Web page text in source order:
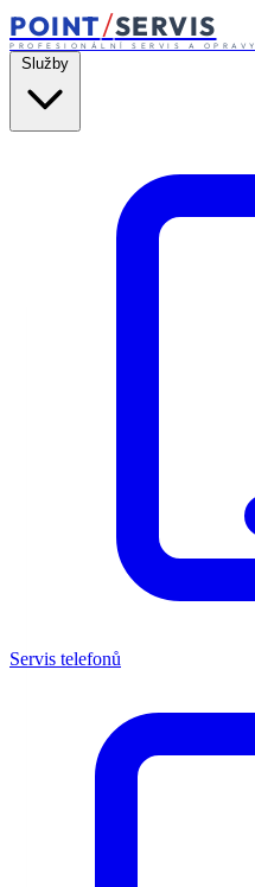
POINT/SERVIS
PROFESIONÁLNÍ SERVIS A OPRAVY
Služby
Servis telefonů